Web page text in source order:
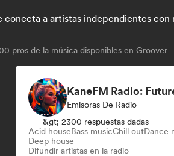
a artistas independientes
pros de la música disponibles en Groover
Emisoras De Radio
&gt; 2300 respuestas dadas
Acid houseBass musicChill outDance
Deep house
Difundir artistas en la radio